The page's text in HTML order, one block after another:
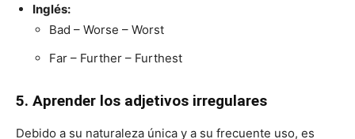
Inglés:
Bad – Worse – Worst
Far – Further – Furthest
5. Aprender los adjetivos irregulares
Debido a su naturaleza única y a su frecuente uso, es